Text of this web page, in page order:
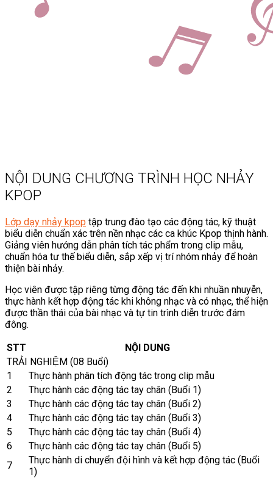
NỘI DUNG CHƯƠNG TRÌNH HỌC NHẢY
KPOP
Lớp dạy nhảy kpop tập trung đào tạo các động tác, kỹ thuật
biểu diễn chuẩn xác trên nền nhạc các ca khúc Kpop thịnh hành.
Giảng viên hướng dẫn phân tích tác phẩm trong clip mẫu,
chuẩn hóa tư thế biểu diễn, sắp xếp vị trí nhóm nhảy để hoàn
thiện bài nhảy.
Học viên được tập riêng từng động tác đến khi nhuần nhuyễn,
thực hành kết hợp động tác khi không nhạc và có nhạc, thể hiện
được thần thái của bài nhạc và tự tin trình diễn trước đám
đông.
STT
NỘI DUNG
TRẢI NGHIỆM (08 Buổi)
1
Thực hành phân tích động tác trong clip mẫu
2
Thực hành các động tác tay chân (Buổi 1)
3
Thực hành các động tác tay chân (Buổi 2)
4
Thực hành các động tác tay chân (Buổi 3)
5
Thực hành các động tác tay chân (Buổi 4)
6
Thực hành các động tác tay chân (Buổi 5)
7
Thực hành di chuyển đội hình và kết hợp động tác (Buổi
1)